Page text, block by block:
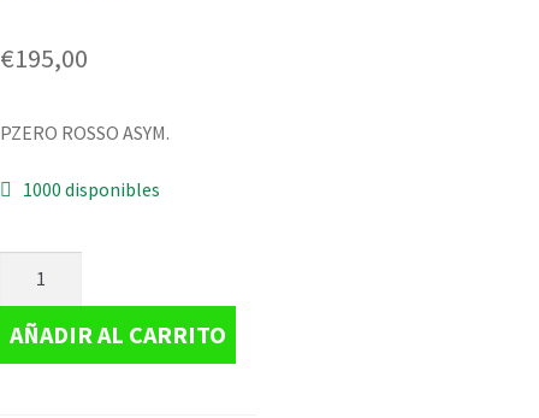
€195,00
PZERO ROSSO ASYM.
1000 disponibles
AÑADIR AL CARRITO